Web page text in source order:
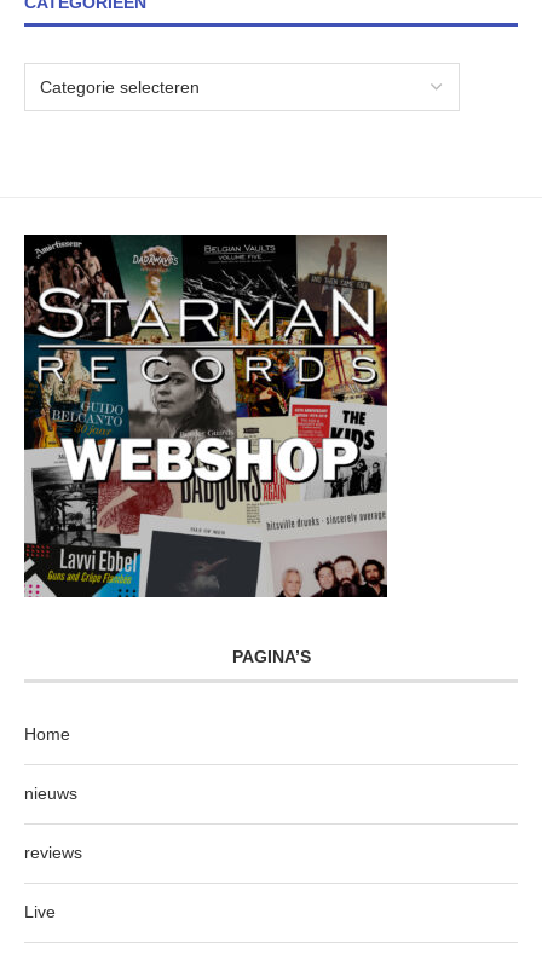
PAGINA’S
Home
nieuws
reviews
Live